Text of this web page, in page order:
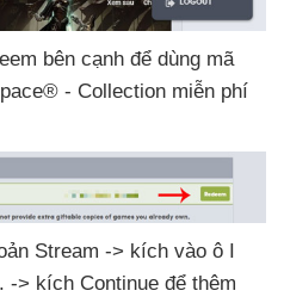
bên cạnh để dùng mã
- Collection miễn phí
Stream -> kích vào ô I
. -> kích Continue để thêm